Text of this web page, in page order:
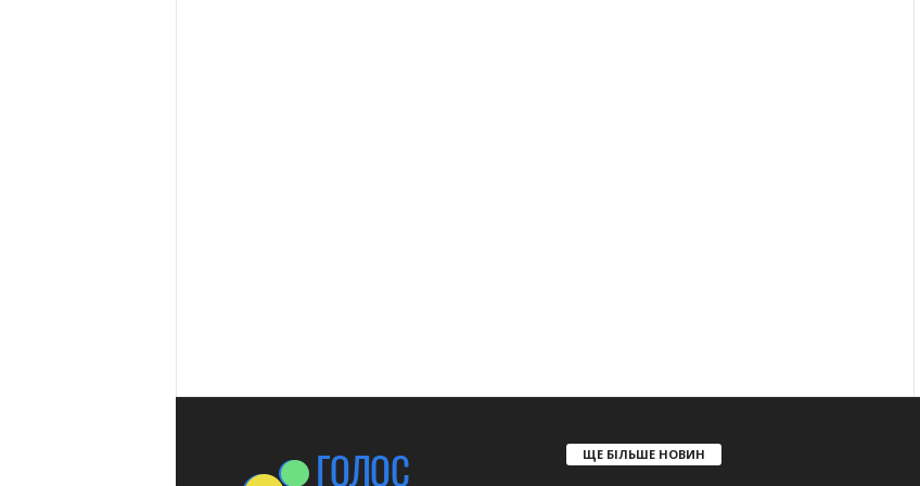
ЩЕ БІЛЬШЕ НОВИН